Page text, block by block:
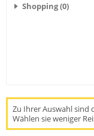
Shopping (0)
Zu Ihrer Auswahl sind
Wählen sie weniger